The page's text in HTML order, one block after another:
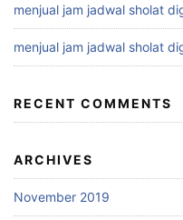
menjual jam jadwal sholat
menjual jam jadwal sholat
RECENT COMMENTS
ARCHIVES
November 2019